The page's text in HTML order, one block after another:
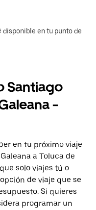
disponible en tu punto de
Santiago
-
en tu próximo viaje
a Toluca de
solo viajes tú o
de viaje que se
Si quieres
programar un